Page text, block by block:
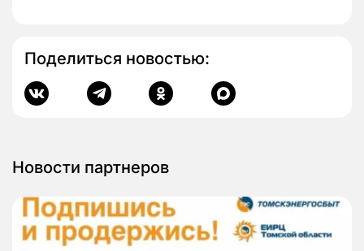
Поделиться новостью:
Новости партнеров